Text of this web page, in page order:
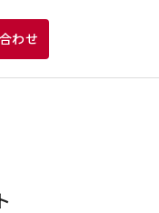
わせ